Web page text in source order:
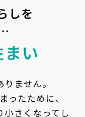
しを
い
ません。
ったために、
小さくなってし